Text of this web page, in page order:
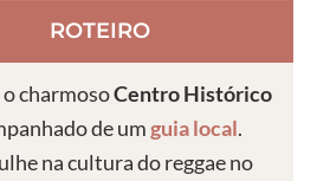
ROTEIRO
charmosoCentro Histórico
de umguia local.
na cultura do reggae no